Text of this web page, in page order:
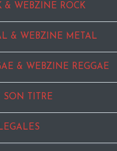
& WEBZINE ROCK
& WEBZINE METAL
& WEBZINE REGGAE
SON TITRE